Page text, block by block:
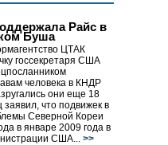
Райс в
Буша
ЦТАК
госсекретаря США
человека в КНДР
они еще 18
заявил, что подвижек в
Северной Кореи
в январе 2009 года в
США... >>